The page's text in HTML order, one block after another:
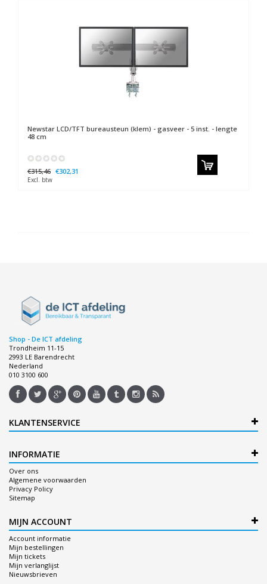
Newstar LCD/TFT bureausteun (klem) - gasveer - 5 inst. - lengte
48 cm
€315,46 €302,31
Excl. btw
Shop - De ICT afdeling
Trondheim 11-15
2993 LE Barendrecht
Nederland
010 3100 600
KLANTENSERVICE
INFORMATIE
Over ons
Algemene voorwaarden
Privacy Policy
Sitemap
MIJN ACCOUNT
Account informatie
Mijn bestellingen
Mijn tickets
Mijn verlanglijst
Nieuwsbrieven